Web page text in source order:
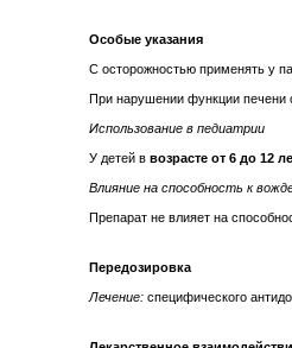
Особые указания
С осторожностью применять у
При нарушении функции печени
Использование в педиатрии
У детей в возрасте от 6 до 12
Влияние на способность к
Препарат не влияет на
Передозировка
Лечение: специфического